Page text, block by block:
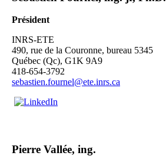
Président
INRS-ETE
490, rue de la Couronne, bureau 5345
Québec (Qc), G1K 9A9
418-654-3792
sebastien.fournel@ete.inrs.ca
Pierre Vallée, ing.